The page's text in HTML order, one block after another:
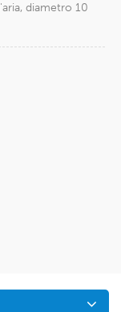
diametro 10